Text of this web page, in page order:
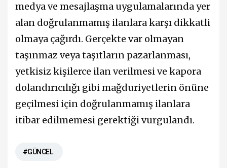
medya ve mesajlaşma uygulamalarında yer
alan doğrulanmamış ilanlara karşı dikkatli
olmaya çağırdı. Gerçekte var olmayan
taşınmaz veya taşıtların pazarlanması,
yetkisiz kişilerce ilan verilmesi ve kapora
dolandırıcılığı gibi mağduriyetlerin önüne
geçilmesi için doğrulanmamış ilanlara
itibar edilmemesi gerektiği vurgulandı.
#GÜNCEL